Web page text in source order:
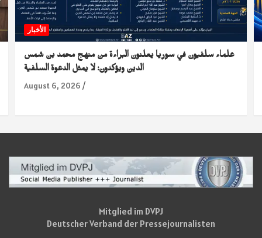
الأخبار
علماء سلفيون في سوريا يعلنون البراءة من منهج محمد بن شمس
الدين ويؤكدون: لا يمثل الدعوة السلفية
August 6, 2026
Mitglied im DVPJ
Deutscher Verband der Pressejournalisten